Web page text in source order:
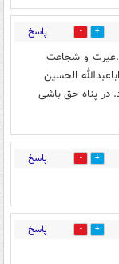
4 پاسخ
.غیرت و شجاعت
الحسین
در پناه حق باشی
4 پاسخ
4 پاسخ